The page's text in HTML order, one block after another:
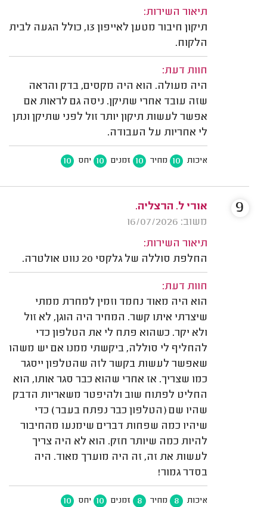
תיאור השירות:
תיקון חיבור מטען לאייפון 13, כולל הגעה לבית
הלקוח.
חוות דעת:
היה מעולה. הוא היה מקסים, בדק והראה
שזה עובד אחרי שתיקן. ניסה גם לראות אם
אפשר לעשות תיקון יותר זול לפני שתיקן ונתן
לי אחריות על העבודה.
איכות 10 מחיר 10 זמנים 10 יחס 10
אורי ל. הרצליה.
משוב: 16/07/2026
תיאור השירות:
החלפת סוללה של גלקסי 20 נווט אולטרה.
חוות דעת:
הוא היה מאוד נחמד וזמין למחרת ממתי
שיצרתי איתו קשר. המחיר היה הוגן, לא זול
ולא יקר. כשהוא פתח לי את הטלפון כדי
להחליף לי סוללה, ביקשתי ממנו אם יש משהו
שאפשר לעשות בקשר לזה שהטלפון ייסגר
כמו שצריך. אז אחרי שהוא כבר סגר אותו, הוא
החליט לפתוח שוב ולהיפטר משאריות הדבק
שהיו שם (הטלפון כבר נפתח בעבר) כדי
שיהיו כמה שפחות דברים שימנעו מהחיבור
להיות כמה שיותר חזק. הוא לא היה צריך
לעשות את זה, זה היה מוערך מאוד. היה
בסדר גמור!
איכות 8 מחיר 8 זמנים 10 יחס 10
9